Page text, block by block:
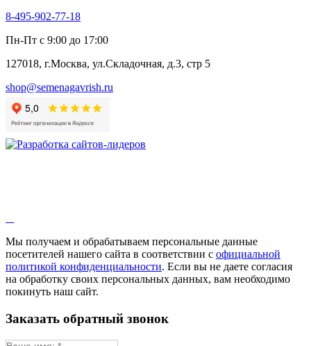
8-495-902-77-18
Пн-Пт с 9:00 до 17:00
127018, г.Москва, ул.Складочная, д.3, стр 5
shop@semenagavrish.ru
Мы получаем и обрабатываем персональные данные
посетителей нашего сайта в соответствии с официальной
политикой конфиденциальности. Если вы не даете согласия
на обработку своих персональных данных, вам необходимо
покинуть наш сайт.
Заказать обратный звонок